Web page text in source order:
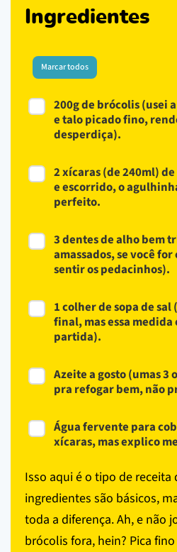
Ingredientes
Marcar todos
200g de brócolis (usei
e talo picado fino,
desperdiça).
2 xícaras (de 240ml)
e escorrido, o
perfeito.
3 dentes de alho bem
amassados, se você
sentir os pedacinhos).
1 colher de sopa de
final, mas essa medida
partida).
Azeite a gosto (umas 3
pra refogar bem, não
Água fervente para
xícaras, mas explico
Isso aqui é o tipo de receita
ingredientes são básicos,
toda a diferença. Ah, e não
brócolis fora, hein? Pica